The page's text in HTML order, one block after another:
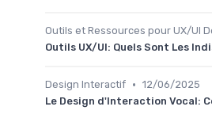
Outils et Ressources pour UX/UI
Outils UX/UI: Quels Sont Les
Design Interactif • 12/06/2025
Le Design d'Interaction Vocal: